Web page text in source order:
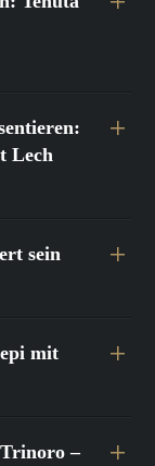
Lech
sein
mit
Trinoro –